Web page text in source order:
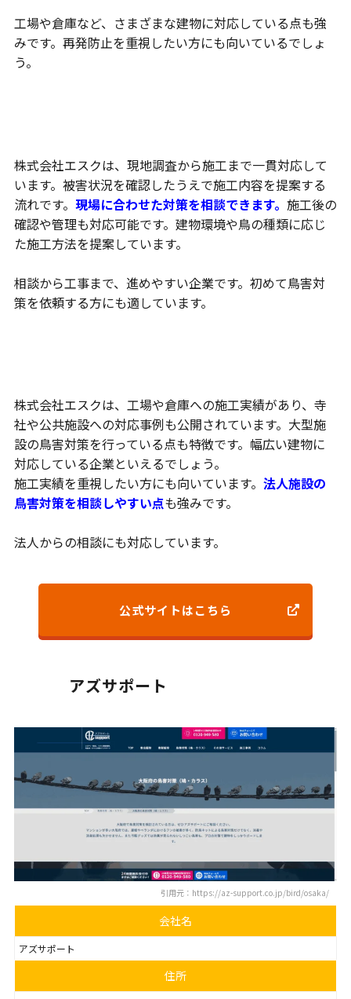
工場や倉庫など、さまざまな建物に対応している点も強
みです。再発防止を重視したい方にも向いているでしょ
う。
株式会社エスクは、現地調査から施工まで一貫対応して
います。被害状況を確認したうえで施工内容を提案する
流れです。 現場に合わせた対策を相談できます。 施工後の
確認や管理も対応可能です。建物環境や鳥の種類に応じ
た施工方法を提案しています。
相談から工事まで、進めやすい企業です。初めて鳥害対
策を依頼する方にも適しています。
株式会社エスクは、工場や倉庫への施工実績があり、寺
社や公共施設への対応事例も公開されています。大型施
設の鳥害対策を行っている点も特徴です。幅広い建物に
対応している企業といえるでしょう。
施工実績を重視したい方にも向いています。 法人施設の
鳥害対策を相談しやすい点も強みです。
法人からの相談にも対応しています。
公式サイトはこちら
アズサポート
引用元：https://az-support.co.jp/bird/osaka/
会社名
アズサポート
住所